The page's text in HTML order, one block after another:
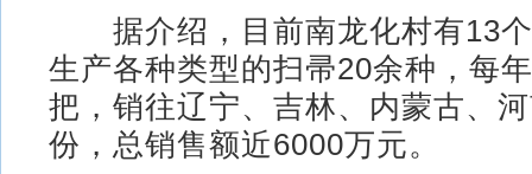
据介绍，目前南龙化村有13个
生产各种类型的扫帚20余种，每
把，销往辽宁、吉林、内蒙古、
份，总销售额近6000万元。